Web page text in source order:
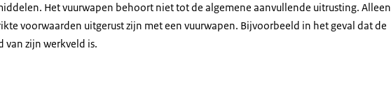
Het vuurwapen behoort niet tot de algemene aanvullende uitrusting. Alleen
voorwaarden uitgerust zijn met een vuurwapen. Bijvoorbeeld in het geval dat de
van zijn werkveld is.